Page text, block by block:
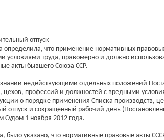
отпуск
определила, что применение нормативных
труда, правомерно и должно
акты бывшего Союза ССР.
недействующими отдельных положений
профессий и должностей с вредными
о порядке применения Списка производств,
отпуск и сокращенный рабочий день
1 ноября 2012 года.
было указано, что нормативные правовые акты